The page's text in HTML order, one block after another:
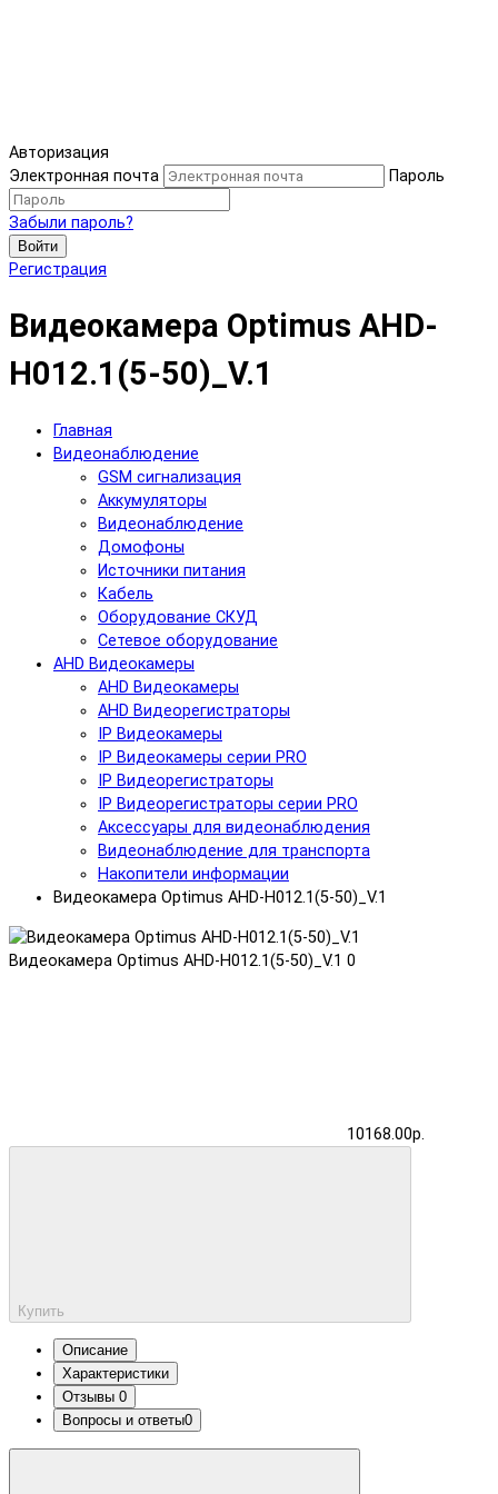
Авторизация
Электронная почта
Пароль
Забыли пароль?
Войти
Регистрация
Видеокамера Optimus AHD-
H012.1(5-50)_V.1
Главная
Видеонаблюдение
GSM сигнализация
Аккумуляторы
Видеонаблюдение
Домофоны
Источники питания
Кабель
Оборудование СКУД
Сетевое оборудование
AHD Видеокамеры
AHD Видеокамеры
AHD Видеорегистраторы
IP Видеокамеры
IP Видеокамеры серии PRO
IP Видеорегистраторы
IP Видеорегистраторы серии PRO
Аксессуары для видеонаблюдения
Видеонаблюдение для транспорта
Накопители информации
Видеокамера Optimus AHD-H012.1(5-50)_V.1
Видеокамера Optimus AHD-H012.1(5-50)_V.1 0
10168.00р.
Купить
Описание
Характеристики
Отзывы 0
Вопросы и ответы0